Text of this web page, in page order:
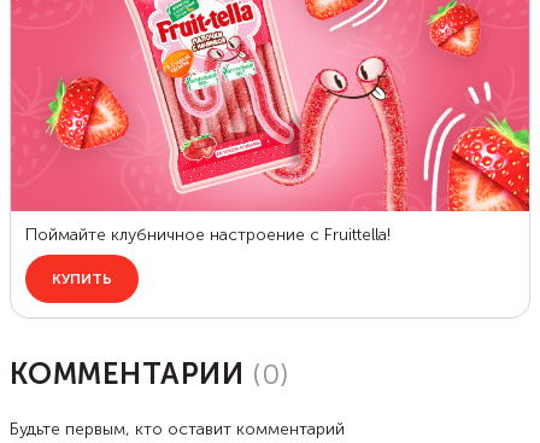
КОММЕНТАРИИ (0)
Будьте первым, кто оставит комментарий